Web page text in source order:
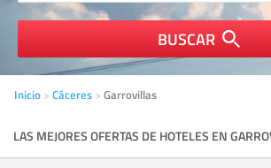
BUSCAR
Inicio Cáceres Garrovillas
LAS MEJORES OFERTAS DE HOTELES EN